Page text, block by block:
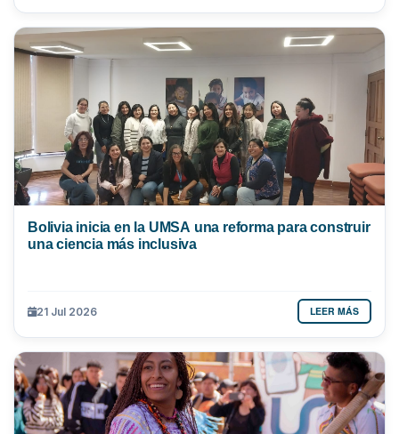
Bolivia inicia en la UMSA una reforma para construir
una ciencia más inclusiva
21 Jul 2026 LEER MÁS